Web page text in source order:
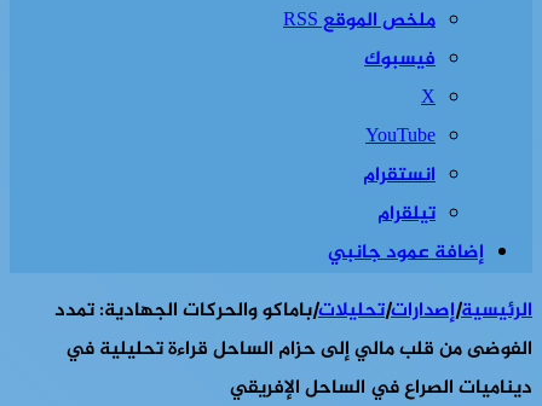
ملخص الموقع RSS
فيسبوك
‫X
‫YouTube
انستقرام
تيلقرام
إضافة عمود جانبي
الرئيسية|إصدارات|تحليلات|باماكو والحركات الجهادية: تمدد
الفوضى من قلب مالي إلى حزام الساحل قراءة تحليلية في
ديناميات الصراع في الساحل الإفريقي